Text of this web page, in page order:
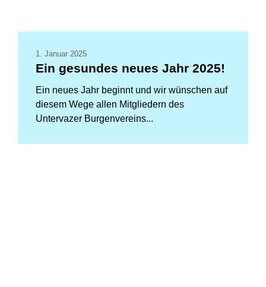
1. Januar 2025
Ein gesundes neues Jahr 2025!
Ein neues Jahr beginnt und wir wünschen auf
diesem Wege allen Mitgliedern des
Untervazer Burgenvereins...